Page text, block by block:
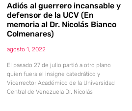
Adiós al guerrero incansable y
defensor de la UCV (En
memoria al Dr. Nicolás Bianco
Colmenares)
agosto 1, 2022
El pasado 27 de julio partió a otro plano
quien fuera el insigne catedrático y
Vicerrector Académico de la Universidad
Central de Venezuela Dr. Nicolás